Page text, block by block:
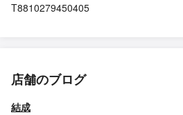
T8810279450405
店舗のブログ
結成